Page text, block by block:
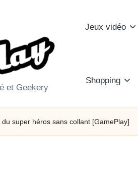
et Geekery
Jeux vidéo
Shopping
super héros sans collant [GamePlay]